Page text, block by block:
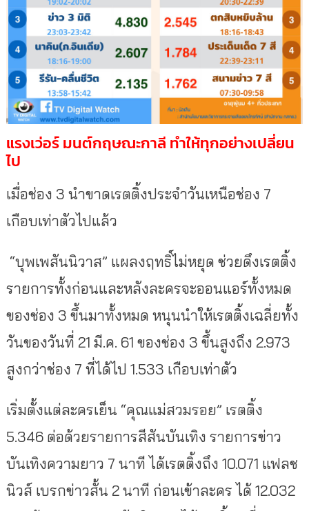
แรงเว่อร์ มนต์กฤษณะกาลี ทำให้ทุกอย่างเปลี่ยน
ไป
เมื่อช่อง 3 นำขาดเรตติ้งประจำวันเหนือช่อง 7
เกือบเท่าตัวไปแล้ว
“บุพเพสันนิวาส” แผลงฤทธิ์ไม่หยุด ช่วยดึงเรตติ้ง
รายการทั้งก่อนและหลังละครจะออนแอร์ทั้งหมด
ของช่อง 3 ขึ้นมาทั้งหมด หนุนนำให้เรตติ้งเฉลี่ยทั้ง
วันของวันที่ 21 มี.ค. 61 ของช่อง 3 ขึ้นสูงถึง 2.973
สูงกว่าช่อง 7 ที่ได้ไป 1.533 เกือบเท่าตัว
เริ่มตั้งแต่ละครเย็น “คุณแม่สวมรอย” เรตติ้ง
5.346 ต่อด้วยรายการสีสันบันเทิง รายการข่าว
บันเทิงความยาว 7 นาที ได้เรตติ้งถึง 10.071 แฟลช
นิวส์ เบรกข่าวสั้น 2 นาที ก่อนเข้าละคร ได้ 12.032